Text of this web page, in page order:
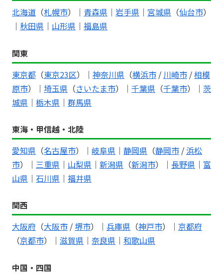
北海道 （札幌市）｜ 青森県 ｜ 岩手県 ｜ 宮城県 （仙台市）
｜ 秋田県 ｜ 山形県 ｜ 福島県
関東
東京都 （東京23区）｜ 神奈川県 （横浜市 / 川崎市 /相模
原市）｜ 埼玉県 （さいたま市）｜ 千葉県 （千葉市）｜ 茨
城県 ｜ 栃木県 ｜ 群馬県
東海・甲信越・北陸
愛知県 （名古屋市）｜ 岐阜県 ｜ 静岡県 （静岡市 / 浜松
市）｜ 三重県 ｜ 山梨県 ｜ 新潟県 （新潟市）｜ 長野県 ｜ 富
山県 ｜ 石川県 ｜ 福井県
関西
大阪府 （大阪市 / 堺市）｜ 兵庫県 （神戸市）｜ 京都府
（京都市）｜ 滋賀県 ｜ 奈良県 ｜ 和歌山県
中国・四国